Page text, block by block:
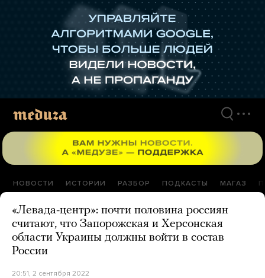
НОВОСТИ ИСТОРИИ РАЗБОР ПОДКАСТЫ МАГАЗ
«Левада-центр»: почти половина россиян
считают, что Запорожская и Херсонская
области Украины должны войти в состав
России
20:51, 2 сентября 2022